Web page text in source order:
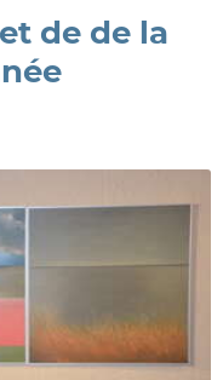
de de la